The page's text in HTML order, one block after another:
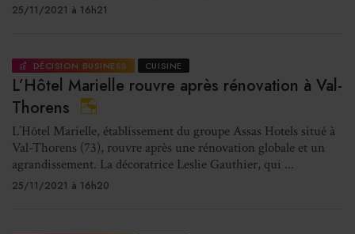
25/11/2021 à 16h21
DÉCISION BUSINESS CUISINE
L’Hôtel Marielle rouvre après rénovation à Val-
Thorens
L’Hôtel Marielle, établissement du groupe Assas Hotels situé à
Val-Thorens (73), rouvre après une rénovation globale et un
agrandissement. La décoratrice Leslie Gauthier, qui ...
25/11/2021 à 16h20